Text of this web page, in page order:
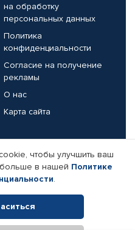
на обработку
персональных данных
Политика
конфиденциальности
Согласие на получение
рекламы
О нас
Карта сайта
Реквизиты компании
чтобы улучшить ваш
больше в нашей Политике
.